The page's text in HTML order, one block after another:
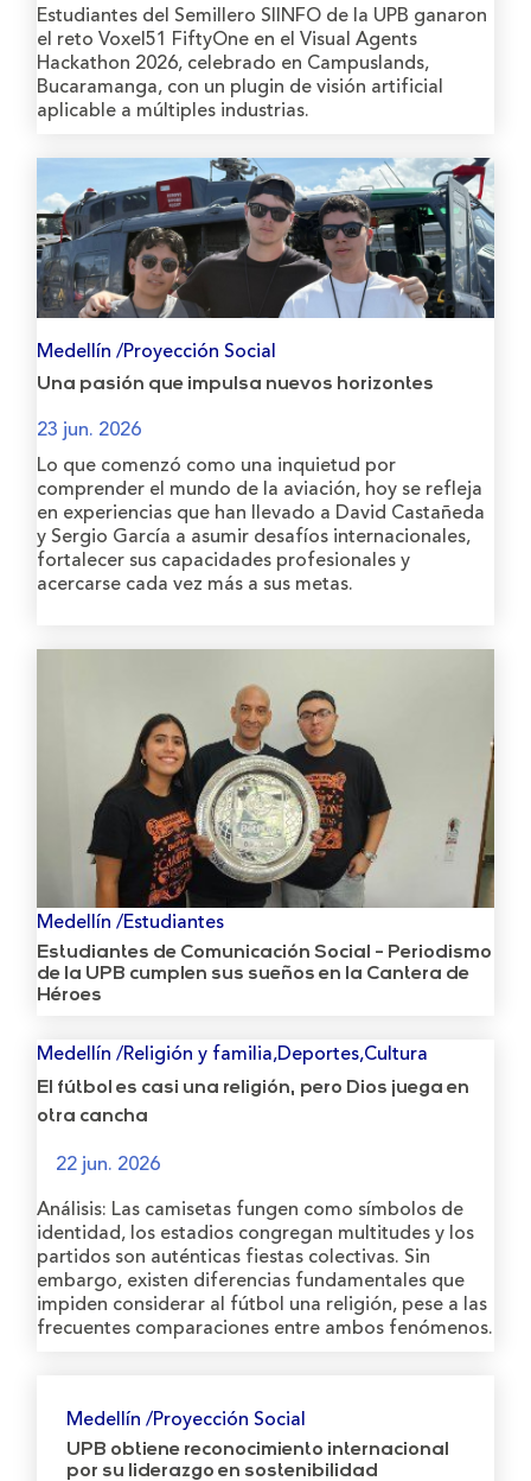
Estudiantes del Semillero SIINFO de la UPB ganaron
el reto Voxel51 FiftyOne en el Visual Agents
Hackathon 2026, celebrado en Campuslands,
Bucaramanga, con un plugin de visión artificial
aplicable a múltiples industrias.
Medellín /Proyección Social
Una pasión que impulsa nuevos horizontes
23 jun. 2026
Lo que comenzó como una inquietud por
comprender el mundo de la aviación, hoy se refleja
en experiencias que han llevado a David Castañeda
y Sergio García a asumir desafíos internacionales,
fortalecer sus capacidades profesionales y
acercarse cada vez más a sus metas.
Medellín /Estudiantes
Estudiantes de Comunicación Social - Periodismo
de la UPB cumplen sus sueños en la Cantera de
Héroes
Medellín /Religión y familia,Deportes,Cultura
El fútbol es casi una religión, pero Dios juega en
otra cancha
22 jun. 2026
Análisis: Las camisetas fungen como símbolos de
identidad, los estadios congregan multitudes y los
partidos son auténticas fiestas colectivas. Sin
embargo, existen diferencias fundamentales que
impiden considerar al fútbol una religión, pese a las
frecuentes comparaciones entre ambos fenómenos.
Medellín /Proyección Social
UPB obtiene reconocimiento internacional
por su liderazgo en sostenibilidad